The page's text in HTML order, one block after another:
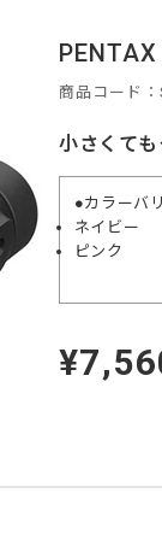
商品コード
小さくて
●カラーバ
ネイビー
ピンク
定
価